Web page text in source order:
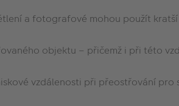
a fotografové mohou použít
objektu – přičemž i při této
vzdálenosti při přeostřování pro